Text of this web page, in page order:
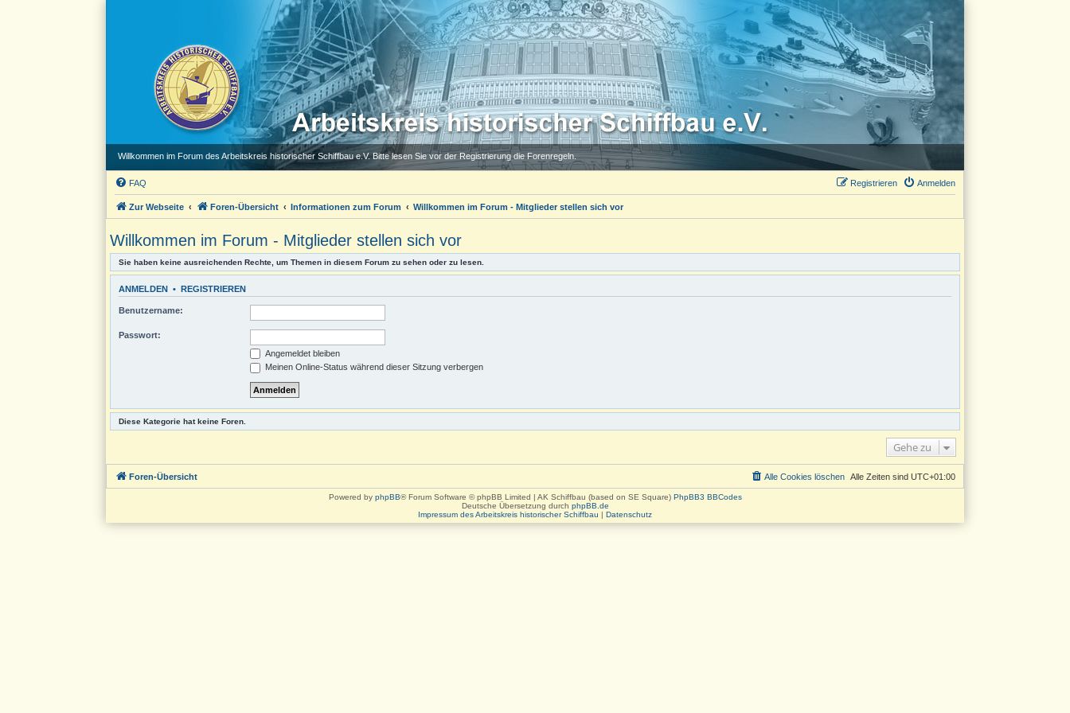
Willkommen im Forum des Arbeitskreis historischer Schiffbau e.V. Bitte lesen Sie vor der Registrierung die Forenregeln.
FAQ Anmelden
Registrieren
Zur Webseite Foren-Übersicht Informationen zum Forum Willkommen im Forum - Mitglieder stellen sich vor
Willkommen im Forum - Mitglieder stellen sich vor
Sie haben keine ausreichenden Rechte, um Themen in diesem Forum zu sehen oder zu lesen.
ANMELDEN • REGISTRIEREN
Benutzername:
Passwort:
Angemeldet bleiben
Meinen Online-Status während dieser Sitzung verbergen
Diese Kategorie hat keine Foren.
Gehe zu
Foren-Übersicht Alle Zeiten sind UTC+01:00
Alle Cookies löschen
Powered by phpBB® Forum Software © phpBB Limited | AK Schiffbau (based on SE Square) PhpBB3 BBCodes
Deutsche Übersetzung durch phpBB.de
Impressum des Arbeitskreis historischer Schiffbau | Datenschutz